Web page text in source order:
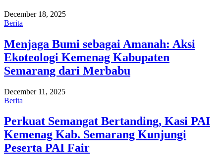
December 18, 2025
Berita
Menjaga Bumi sebagai Amanah: Aksi
Ekoteologi Kemenag Kabupaten
Semarang dari Merbabu
December 11, 2025
Berita
Perkuat Semangat Bertanding, Kasi PAI
Kemenag Kab. Semarang Kunjungi
Peserta PAI Fair